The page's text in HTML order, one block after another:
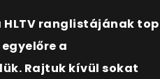
HLTV ranglistájának top
a
Rajtuk kívül sokat